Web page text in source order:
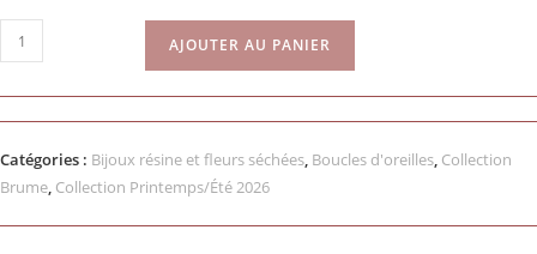
AJOUTER AU PANIER
Catégories : Bijoux résine et fleurs séchées, Boucles d'oreilles, Collection
Brume, Collection Printemps/Été 2026